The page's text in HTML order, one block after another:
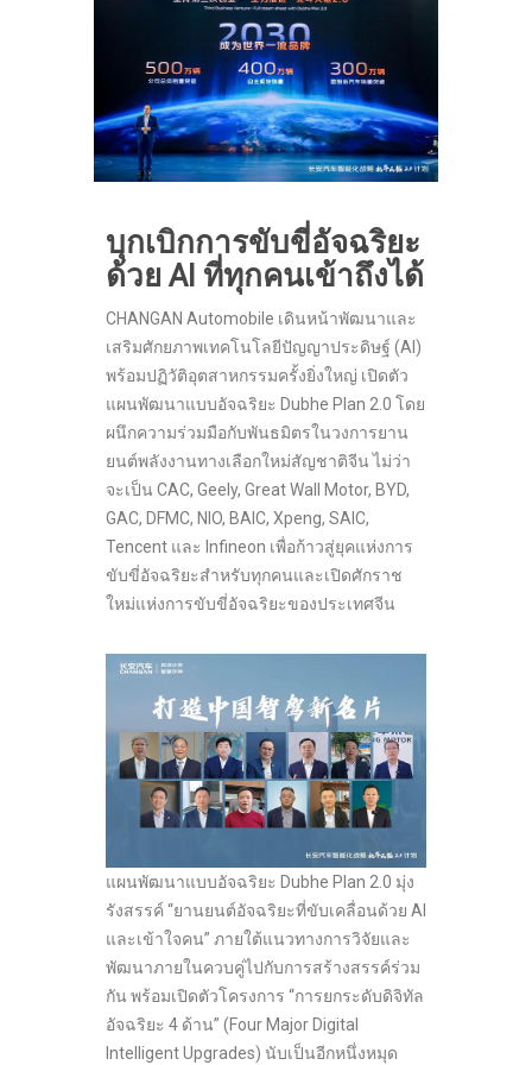
บุกเบิกการขับขี่อัจฉริยะ
ด้วย AI ที่ทุกคนเข้าถึงได้
CHANGAN Automobile เดินหน้าพัฒนาและ
เสริมศักยภาพเทคโนโลยีปัญญาประดิษฐ์ (AI)
พร้อมปฏิวัติอุตสาหกรรมครั้งยิ่งใหญ่ เปิดตัว
แผนพัฒนาแบบอัจฉริยะ Dubhe Plan 2.0 โดย
ผนึกความร่วมมือกับพันธมิตรในวงการยาน
ยนต์พลังงานทางเลือกใหม่สัญชาติจีน ไม่ว่า
จะเป็น CAC, Geely, Great Wall Motor, BYD,
GAC, DFMC, NIO, BAIC, Xpeng, SAIC,
Tencent และ Infineon เพื่อก้าวสู่ยุคแห่งการ
ขับขี่อัจฉริยะสำหรับทุกคนและเปิดศักราช
ใหม่แห่งการขับขี่อัจฉริยะของประเทศจีน
แผนพัฒนาแบบอัจฉริยะ Dubhe Plan 2.0 มุ่ง
รังสรรค์ “ยานยนต์อัจฉริยะที่ขับเคลื่อนด้วย AI
และเข้าใจคน” ภายใต้แนวทางการวิจัยและ
พัฒนาภายในควบคู่ไปกับการสร้างสรรค์ร่วม
กัน พร้อมเปิดตัวโครงการ “การยกระดับดิจิทัล
อัจฉริยะ 4 ด้าน” (Four Major Digital
Intelligent Upgrades) นับเป็นอีกหนึ่งหมุด